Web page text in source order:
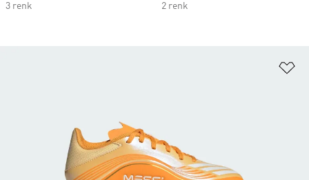
3 renk
2 renk